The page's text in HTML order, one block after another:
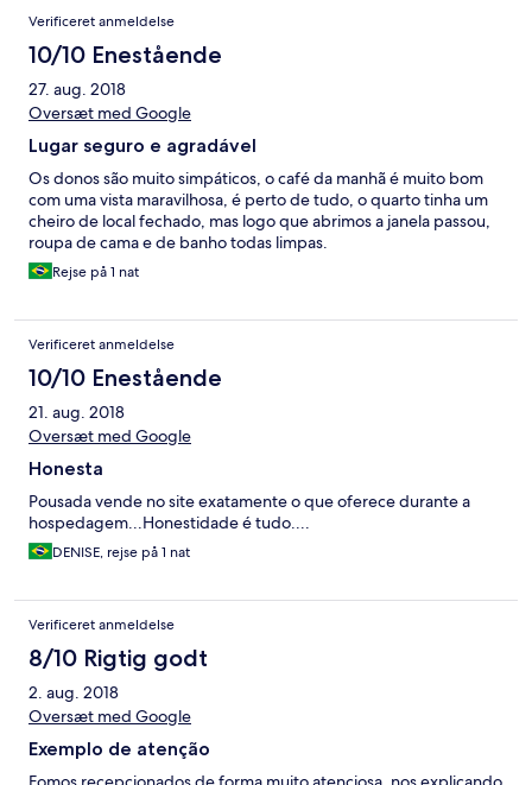
Verificeret anmeldelse
10/10 Enestående
27. aug. 2018
Oversæt med Google
Lugar seguro e agradável
Os donos são muito simpáticos, o café da manhã é muito bom
com uma vista maravilhosa, é perto de tudo, o quarto tinha um
cheiro de local fechado, mas logo que abrimos a janela passou,
roupa de cama e de banho todas limpas.
Rejse på 1 nat
Verificeret anmeldelse
10/10 Enestående
21. aug. 2018
Oversæt med Google
Honesta
Pousada vende no site exatamente o que oferece durante a
hospedagem...Honestidade é tudo....
DENISE, rejse på 1 nat
Verificeret anmeldelse
8/10 Rigtig godt
2. aug. 2018
Oversæt med Google
Exemplo de atenção